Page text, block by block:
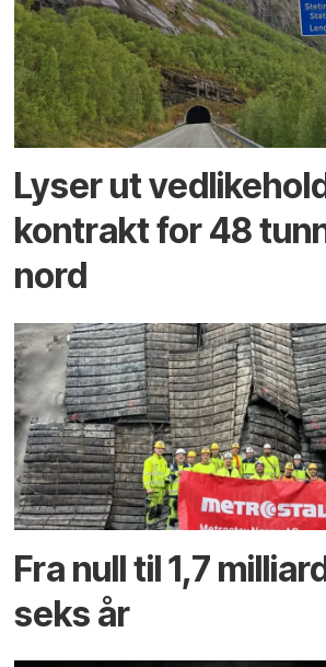
Lyser ut
kontrakt for 48
nord
Fra null til 1,7
seks år